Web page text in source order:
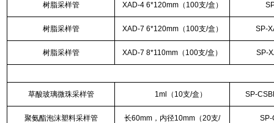
树脂采样管 XAD-4 6*120mm（100支/盒）
树脂采样管 XAD-7 6*120mm（100支/盒） SP-
树脂采样管 XAD-7 8*110mm（100支/盒） SP-
草酸玻璃微珠采样管 1ml（10支/盒） SP-
聚氨酯泡沫塑料采样管
长60mm，内径10mm（20支/
SP-